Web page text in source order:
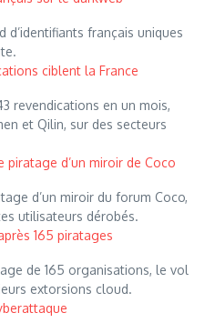
d’identifiants français uniques
ciblent la France
revendications en un mois,
et Qilin, sur des secteurs
d’un miroir de Coco
d’un miroir du forum Coco,
utilisateurs dérobés.
165 piratages
de 165 organisations, le vol
extorsions cloud.